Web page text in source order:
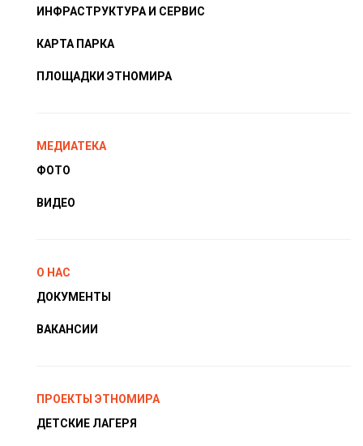
ИНФРАСТРУКТУРА И СЕРВИС
КАРТА ПАРКА
ПЛОЩАДКИ ЭТНОМИРА
МЕДИАТЕКА
ФОТО
ВИДЕО
О НАС
ДОКУМЕНТЫ
ВАКАНСИИ
ПРОЕКТЫ ЭТНОМИРА
ДЕТСКИЕ ЛАГЕРЯ